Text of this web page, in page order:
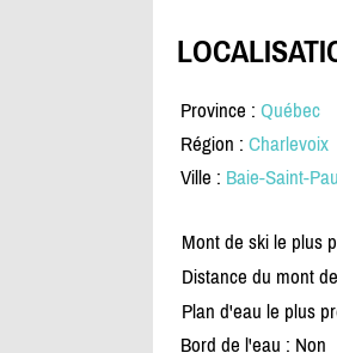
Province : Québec
Région : Charlevoix
Ville : Baie-Saint-
Mont de ski le plus
Distance du mont
Plan d'eau le plus
Bord de l'eau : Non